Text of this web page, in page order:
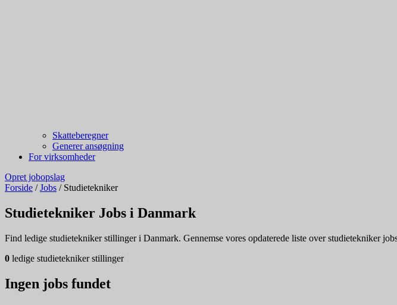
Skatteberegner
Generer ansøgning
For virksomheder
Opret jobopslag
Forside / Jobs / Studietekniker
Studietekniker Jobs i Danmark
Find ledige studietekniker stillinger i Danmark. Gennemse vores opdaterede liste over studietekniker
0 ledige studietekniker stillinger
Ingen jobs fundet